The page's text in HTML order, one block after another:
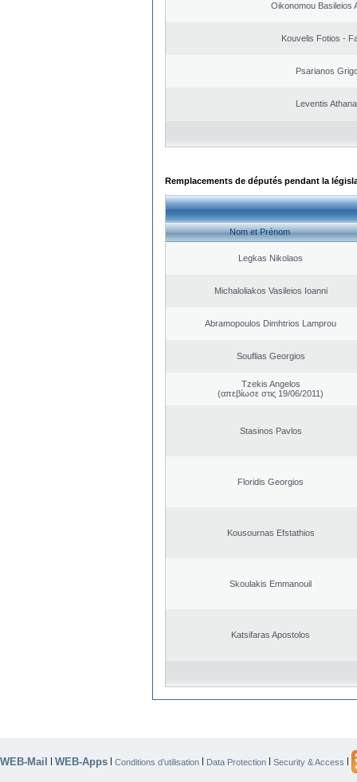
Oikonomou Basileios
Kouvelis Fotios -
Psarianos
Leventis
Remplacements de députés pendant la
Nom et Prénom
Legkas Nikolaos
Michaloliakos Vasileios Ioanni
Abramopoulos Dimhtrios Lamprou
Souflias Georgios
Tzekis Angelos
(απεβίωσε στις 19/06/2011)
Stasinos Pavlos
Floridis Georgios
Kousournas Efstathios
Skoulakis Emmanouil
Katsifaras Apostolos
WEB-Mail WEB-Apps Conditions d’utilisation Data Protection Security & Access